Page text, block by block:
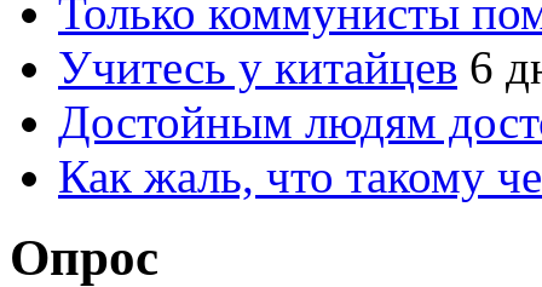
Только коммунисты
Учитесь у китайцев 6
Достойным людям
Как жаль, что такому
Опрос